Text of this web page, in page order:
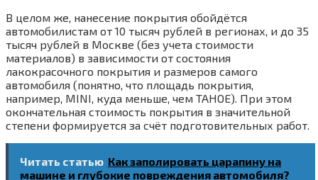
В целом же, нанесение покрытия обойдётся
автомобилистам от 10 тысяч рублей в регионах, и до 35
тысяч рублей в Москве (без учета стоимости
материалов) в зависимости от состояния
лакокрасочного покрытия и размеров самого
автомобиля (понятно, что площадь покрытия,
например, MINI, куда меньше, чем TAHOE). При этом
окончательная стоимость покрытия в значительной
степени формируется за счёт подготовительных работ.
Читать статью Как заполировать царапину на
машине и глубокие повреждения автомобиля?